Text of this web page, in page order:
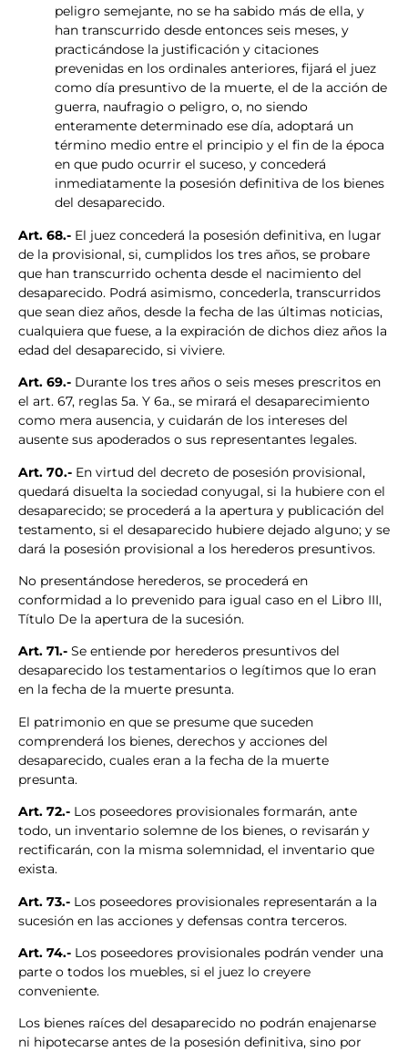
peligro semejante, no se ha sabido más de ella, y
han transcurrido desde entonces seis meses, y
practicándose la justificación y citaciones
prevenidas en los ordinales anteriores, fijará el juez
como día presuntivo de la muerte, el de la acción de
guerra, naufragio o peligro, o, no siendo
enteramente determinado ese día, adoptará un
término medio entre el principio y el fin de la época
en que pudo ocurrir el suceso, y concederá
inmediatamente la posesión definitiva de los bienes
del desaparecido.
Art. 68.- El juez concederá la posesión definitiva, en lugar
de la provisional, si, cumplidos los tres años, se probare
que han transcurrido ochenta desde el nacimiento del
desaparecido. Podrá asimismo, concederla, transcurridos
que sean diez años, desde la fecha de las últimas noticias,
cualquiera que fuese, a la expiración de dichos diez años la
edad del desaparecido, si viviere.
Art. 69.- Durante los tres años o seis meses prescritos en
el art. 67, reglas 5a. Y 6a., se mirará el desaparecimiento
como mera ausencia, y cuidarán de los intereses del
ausente sus apoderados o sus representantes legales.
Art. 70.- En virtud del decreto de posesión provisional,
quedará disuelta la sociedad conyugal, si la hubiere con el
desaparecido; se procederá a la apertura y publicación del
testamento, si el desaparecido hubiere dejado alguno; y se
dará la posesión provisional a los herederos presuntivos.
No presentándose herederos, se procederá en
conformidad a lo prevenido para igual caso en el Libro III,
Título De la apertura de la sucesión.
Art. 71.- Se entiende por herederos presuntivos del
desaparecido los testamentarios o legítimos que lo eran
en la fecha de la muerte presunta.
El patrimonio en que se presume que suceden
comprenderá los bienes, derechos y acciones del
desaparecido, cuales eran a la fecha de la muerte
presunta.
Art. 72.- Los poseedores provisionales formarán, ante
todo, un inventario solemne de los bienes, o revisarán y
rectificarán, con la misma solemnidad, el inventario que
exista.
Art. 73.- Los poseedores provisionales representarán a la
sucesión en las acciones y defensas contra terceros.
Art. 74.- Los poseedores provisionales podrán vender una
parte o todos los muebles, si el juez lo creyere
conveniente.
Los bienes raíces del desaparecido no podrán enajenarse
ni hipotecarse antes de la posesión definitiva, sino por